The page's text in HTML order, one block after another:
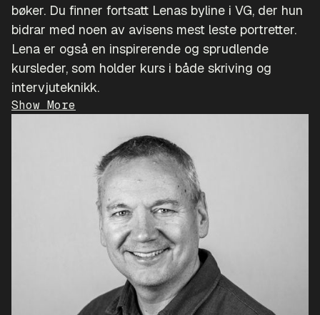
bøker. Du finner fortsatt Lenas byline i VG, der hun
bidrar med noen av avisens mest leste portretter.
Lena er også en inspirerende og sprudlende
kursleder, som holder kurs i både skriving og
intervjuteknikk.
Show More